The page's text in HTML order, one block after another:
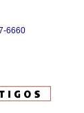
6660